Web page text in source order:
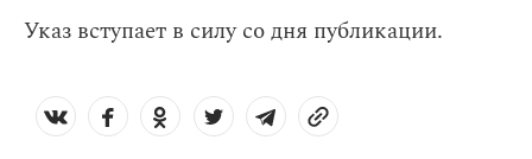
Указ вступает в силу со дня публикации.